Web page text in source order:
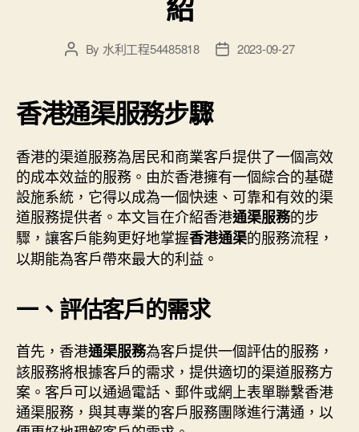
PostBy 水利工程54485818
Post2023-09-27
香港通渠服務步驟
香港的渠道服務為居民和商業客戶提供了一個高效
的成本效益的服務。由於香港擁有一個綜合的基礎
設施系統，它得以成為一個快速、可靠和有效的渠
道服務提供者。本文旨在介紹香港通渠服務的步
驟，讓客戶能夠更好地掌握香港通渠的服務流程，
以期能為客戶帶來最大的利益。
一、評估客戶的需求
首先，香港通渠服務為客戶提供一個評估的服務，
該服務將根據客戶的需求，提供適切的渠道服務方
案。客戶可以通過電話、郵件或網上表單聯繫香港
通渠服務，與其專業的客戶服務團隊進行溝通，以